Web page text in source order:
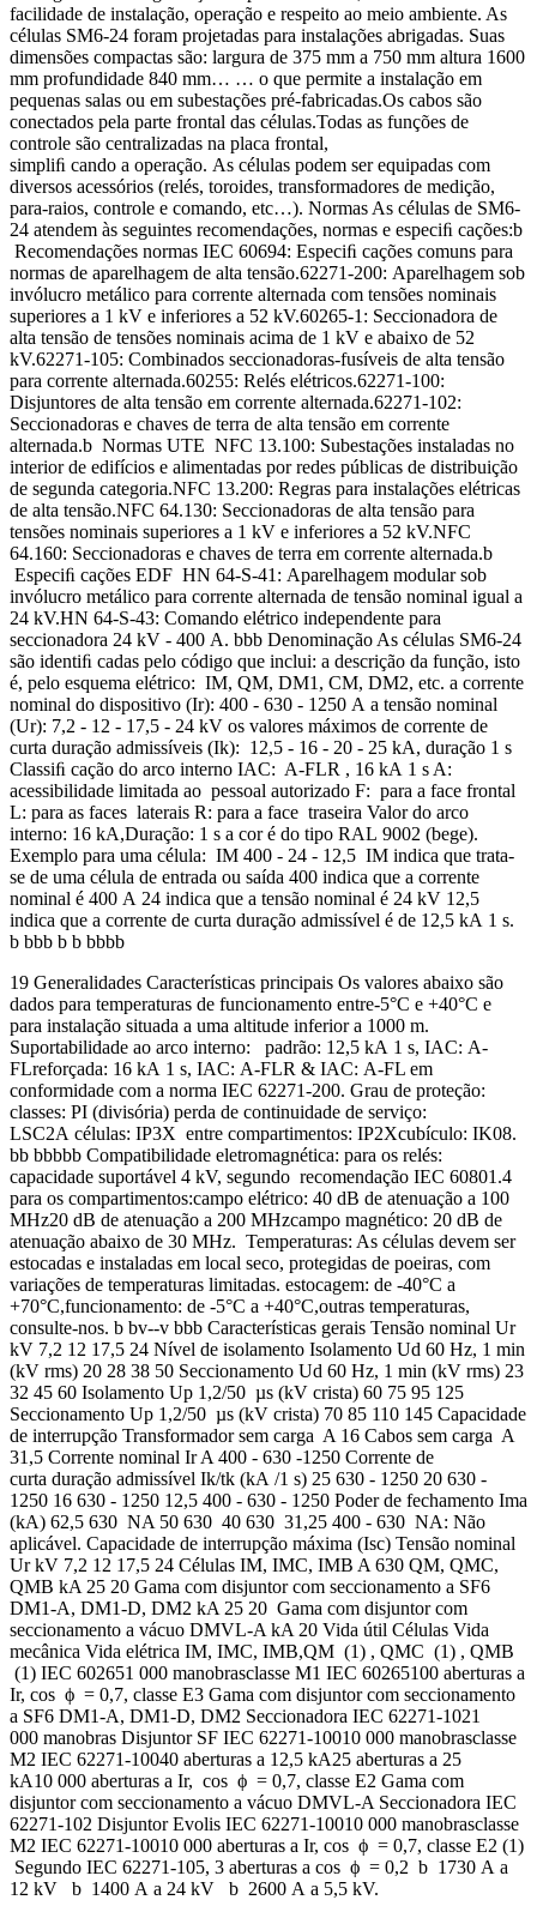
facilidade de instalação, operação e respeito ao meio ambiente. As
células SM6-24 foram projetadas para instalações abrigadas. Suas
dimensões compactas são: largura de 375 mm a 750 mm altura 1600
mm profundidade 840 mm… … o que permite a instalação em
pequenas salas ou em subestações pré-fabricadas.Os cabos são
conectados pela parte frontal das células.Todas as funções de
controle são centralizadas na placa frontal,
simpliﬁ cando a operação. As células podem ser equipadas com
diversos acessórios (relés, toroides, transformadores de medição,
para-raios, controle e comando, etc…). Normas As células de SM6-
24 atendem às seguintes recomendações, normas e especiﬁ cações:b
Recomendações normas IEC 60694: Especiﬁ cações comuns para
normas de aparelhagem de alta tensão.62271-200: Aparelhagem sob
invólucro metálico para corrente alternada com tensões nominais
superiores a 1 kV e inferiores a 52 kV.60265-1: Seccionadora de
alta tensão de tensões nominais acima de 1 kV e abaixo de 52
kV.62271-105: Combinados seccionadoras-fusíveis de alta tensão
para corrente alternada.60255: Relés elétricos.62271-100:
Disjuntores de alta tensão em corrente alternada.62271-102:
Seccionadoras e chaves de terra de alta tensão em corrente
alternada.b Normas UTE NFC 13.100: Subestações instaladas no
interior de edifícios e alimentadas por redes públicas de distribuição
de segunda categoria.NFC 13.200: Regras para instalações elétricas
de alta tensão.NFC 64.130: Seccionadoras de alta tensão para
tensões nominais superiores a 1 kV e inferiores a 52 kV.NFC
64.160: Seccionadoras e chaves de terra em corrente alternada.b
Especiﬁ cações EDF HN 64-S-41: Aparelhagem modular sob
invólucro metálico para corrente alternada de tensão nominal igual a
24 kV.HN 64-S-43: Comando elétrico independente para
seccionadora 24 kV - 400 A. bbb Denominação As células SM6-24
são identiﬁ cadas pelo código que inclui: a descrição da função, isto
é, pelo esquema elétrico: IM, QM, DM1, CM, DM2, etc. a corrente
nominal do dispositivo (Ir): 400 - 630 - 1250 A a tensão nominal
(Ur): 7,2 - 12 - 17,5 - 24 kV os valores máximos de corrente de
curta duração admissíveis (Ik): 12,5 - 16 - 20 - 25 kA, duração 1 s
Classiﬁ cação do arco interno IAC: A-FLR , 16 kA 1 s A:
acessibilidade limitada ao pessoal autorizado F: para a face frontal
L: para as faces laterais R: para a face traseira Valor do arco
interno: 16 kA,Duração: 1 s a cor é do tipo RAL 9002 (bege).
Exemplo para uma célula: IM 400 - 24 - 12,5 IM indica que trata-
se de uma célula de entrada ou saída 400 indica que a corrente
nominal é 400 A 24 indica que a tensão nominal é 24 kV 12,5
indica que a corrente de curta duração admissível é de 12,5 kA 1 s.
b bbb b b bbbb
19 Generalidades Características principais Os valores abaixo são
dados para temperaturas de funcionamento entre-5°C e +40°C e
para instalação situada a uma altitude inferior a 1000 m.
Suportabilidade ao arco interno: padrão: 12,5 kA 1 s, IAC: A-
FLreforçada: 16 kA 1 s, IAC: A-FLR & IAC: A-FL em
conformidade com a norma IEC 62271-200. Grau de proteção:
classes: PI (divisória) perda de continuidade de serviço:
LSC2A células: IP3X entre compartimentos: IP2Xcubículo: IK08.
bb bbbbb Compatibilidade eletromagnética: para os relés:
capacidade suportável 4 kV, segundo recomendação IEC 60801.4
para os compartimentos:campo elétrico: 40 dB de atenuação a 100
MHz20 dB de atenuação a 200 MHzcampo magnético: 20 dB de
atenuação abaixo de 30 MHz. Temperaturas: As células devem ser
estocadas e instaladas em local seco, protegidas de poeiras, com
variações de temperaturas limitadas. estocagem: de -40°C a
+70°C,funcionamento: de -5°C a +40°C,outras temperaturas,
consulte-nos. b bv--v bbb Características gerais Tensão nominal Ur
kV 7,2 12 17,5 24 Nível de isolamento Isolamento Ud 60 Hz, 1 min
(kV rms) 20 28 38 50 Seccionamento Ud 60 Hz, 1 min (kV rms) 23
32 45 60 Isolamento Up 1,2/50 µs (kV crista) 60 75 95 125
Seccionamento Up 1,2/50 µs (kV crista) 70 85 110 145 Capacidade
de interrupção Transformador sem carga A 16 Cabos sem carga A
31,5 Corrente nominal Ir A 400 - 630 -1250 Corrente de
curta duração admissível Ik/tk (kA /1 s) 25 630 - 1250 20 630 -
1250 16 630 - 1250 12,5 400 - 630 - 1250 Poder de fechamento Ima
(kA) 62,5 630 NA 50 630 40 630 31,25 400 - 630 NA: Não
aplicável. Capacidade de interrupção máxima (Isc) Tensão nominal
Ur kV 7,2 12 17,5 24 Células IM, IMC, IMB A 630 QM, QMC,
QMB kA 25 20 Gama com disjuntor com seccionamento a SF6
DM1-A, DM1-D, DM2 kA 25 20 Gama com disjuntor com
seccionamento a vácuo DMVL-A kA 20 Vida útil Células Vida
mecânica Vida elétrica IM, IMC, IMB,QM (1) , QMC (1) , QMB
(1) IEC 602651 000 manobrasclasse M1 IEC 60265100 aberturas a
Ir, cos ϕ = 0,7, classe E3 Gama com disjuntor com seccionamento
a SF6 DM1-A, DM1-D, DM2 Seccionadora IEC 62271-1021
000 manobras Disjuntor SF IEC 62271-10010 000 manobrasclasse
M2 IEC 62271-10040 aberturas a 12,5 kA25 aberturas a 25
kA10 000 aberturas a Ir, cos ϕ = 0,7, classe E2 Gama com
disjuntor com seccionamento a vácuo DMVL-A Seccionadora IEC
62271-102 Disjuntor Evolis IEC 62271-10010 000 manobrasclasse
M2 IEC 62271-10010 000 aberturas a Ir, cos ϕ = 0,7, classe E2 (1)
Segundo IEC 62271-105, 3 aberturas a cos ϕ = 0,2 b 1730 A a
12 kV b 1400 A a 24 kV b 2600 A a 5,5 kV.